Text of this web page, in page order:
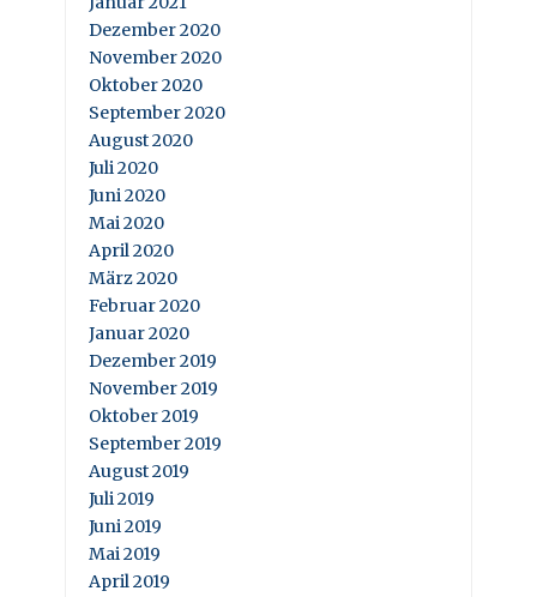
Dezember 2020
November 2020
Oktober 2020
September 2020
August 2020
Juli 2020
Juni 2020
Mai 2020
April 2020
März 2020
Februar 2020
Januar 2020
Dezember 2019
November 2019
Oktober 2019
September 2019
August 2019
Juli 2019
Juni 2019
Mai 2019
April 2019